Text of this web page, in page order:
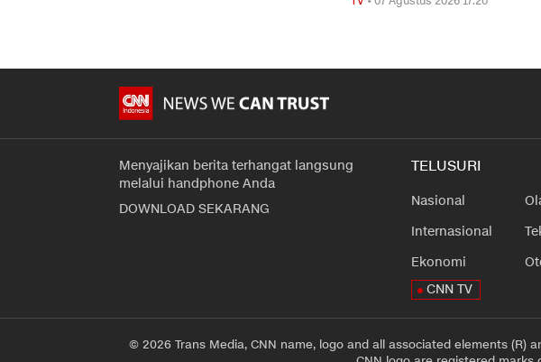
Menyajikan berita terhangat langsung
melalui handphone Anda
DOWNLOAD SEKARANG
TELUSURI
Nasional
Internasional
Ekonomi
CNN TV
© 2026 Trans Media, CNN name, logo and all associated elements (R)